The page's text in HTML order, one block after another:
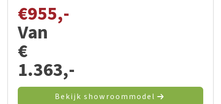
€955,-
Van
€
1.363,-
Bekijk showroommodel